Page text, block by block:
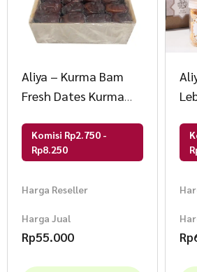
Aliya – Kurma Bam
Fresh Dates Kurma
Lembut
Komisi Rp2.750 -
Rp8.250
Harga Reseller
Harga Jual
Rp55.000 Rp